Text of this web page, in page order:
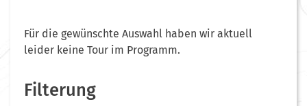
Für die gewünschte Auswahl haben wir aktuell
leider keine Tour im Programm.
Filterung